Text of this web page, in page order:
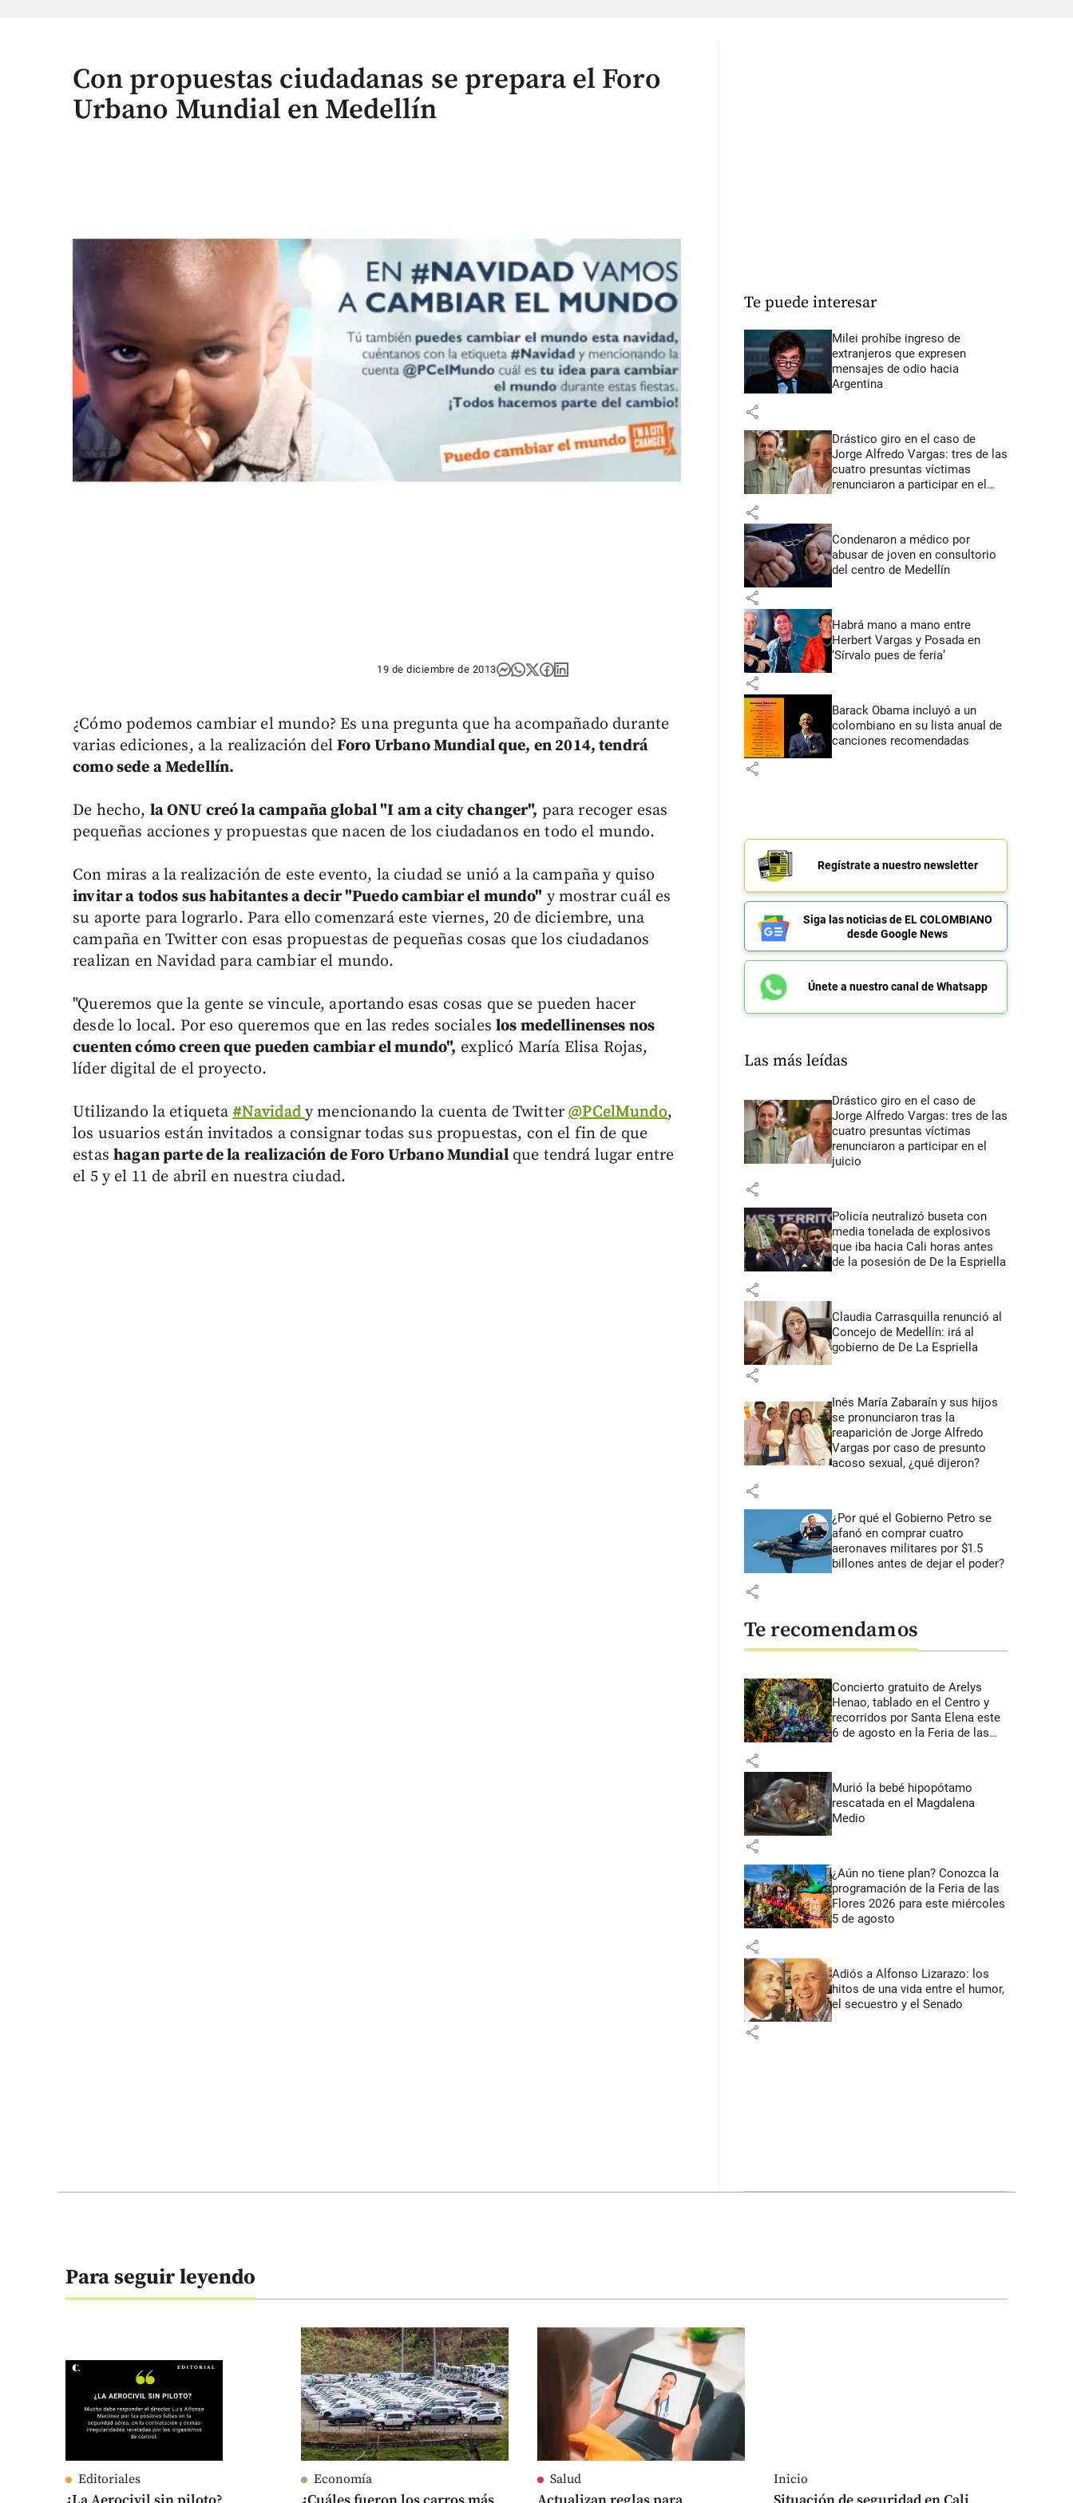
Con propuestas ciudadanas se prepara el Foro
Urbano Mundial en Medellín
19 de diciembre de 2013
¿Cómo podemos cambiar el mundo? Es una pregunta que ha acompañado durante
varias ediciones, a la realización delForo Urbano Mundial que, en 2014, tendrá
como sede a Medellín.
De hecho, la ONU creó la campaña global "I am a city changer", para recoger esas
pequeñas acciones y propuestas que nacen de los ciudadanos en todo el mundo.
Con miras a la realización de este evento, la ciudad se unió a la campaña y quiso
invitar a todos sus habitantes a decir "Puedo cambiar el mundo" y mostrar cuál es
su aporte para lograrlo. Para ello comenzará este viernes, 20 de diciembre, una
campaña en Twitter con esas propuestas de pequeñas cosas que los ciudadanos
realizan en Navidad para cambiar el mundo.
"Queremos que la gente se vincule, aportando esas cosas que se pueden hacer
desde lo local. Por eso queremos que en las redes socialeslos medellinenses nos
cuenten cómo creen que pueden cambiar el mundo", explicó María Elisa Rojas,
líder digital de el proyecto.
Utilizando la etiqueta#Navidady mencionando la cuenta de Twitter@PCelMundo,
los usuarios están invitados a consignar todas sus propuestas, con el fin de que
estashagan parte de la realización de Foro Urbano Mundialque tendrá lugar entre
el 5 y el 11 de abril en nuestra ciudad.
Te puede interesar
Milei prohíbe ingreso de
extranjeros que expresen
mensajes de odio hacia
Argentina
share
Drástico giro en el caso de
Jorge Alfredo Vargas: tres de las
cuatro presuntas víctimas
renunciaron a participar en el
share
Condenaron a médico por
abusar de joven en consultorio
del centro de Medellín
share
Habrá mano a mano entre
Herbert Vargas y Posada en
‘Sírvalo pues de feria’
share
Barack Obama incluyó a un
colombiano en su lista anual de
canciones recomendadas
share
Regístrate a nuestro newsletter
Siga las noticias de EL COLOMBIANO
desde Google News
Únete a nuestro canal de Whatsapp
Las más leídas
Drástico giro en el caso de
Jorge Alfredo Vargas: tres de las
cuatro presuntas víctimas
renunciaron a participar en el
juicio
share
Policía neutralizó buseta con
media tonelada de explosivos
que iba hacia Cali horas antes
de la posesión de De la Espriella
share
Claudia Carrasquilla renunció al
Concejo de Medellín: irá al
gobierno de De La Espriella
share
Inés María Zabaraín y sus hijos
se pronunciaron tras la
reaparición de Jorge Alfredo
Vargas por caso de presunto
acoso sexual, ¿qué dijeron?
share
¿Por qué el Gobierno Petro se
afanó en comprar cuatro
aeronaves militares por $1.5
billones antes de dejar el poder?
share
Te recomendamos
Concierto gratuito de Arelys
Henao, tablado en el Centro y
recorridos por Santa Elena este
6 de agosto en la Feria de las
share
Murió la bebé hipopótamo
rescatada en el Magdalena
Medio
share
¿Aún no tiene plan? Conozca la
programación de la Feria de las
Flores 2026 para este miércoles
5 de agosto
share
Adiós a Alfonso Lizarazo: los
hitos de una vida entre el humor,
el secuestro y el Senado
share
Para seguir leyendo
Editoriales Economía Salud Inicio